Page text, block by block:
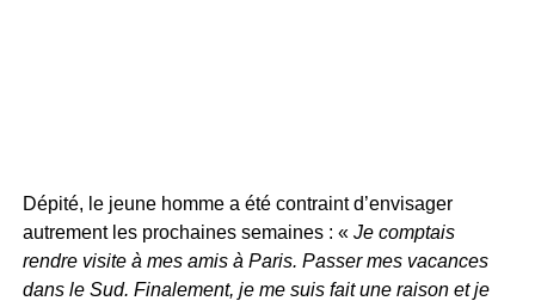
Dépité, le jeune homme a été contraint d’envisager
autrement les prochaines semaines : «Je comptais
rendre visite à mes amis à Paris. Passer mes vacances
dans le Sud. Finalement, je me suis fait une raison et je